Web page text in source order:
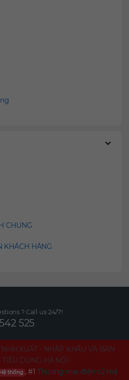
CHUNG
KHÁCH HÀNG
? Call us 24/7!
525
XUẤT - NHẬP KHẨU VÀ BÁN
TIÊU DÙNG HÀ NỘI
Hệ thống , #1 Thương mại điện tử mã